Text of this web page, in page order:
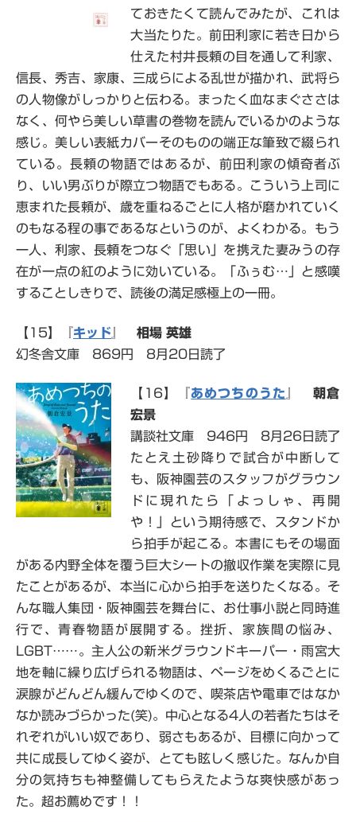
ておきたくて読んでみたが、これは
大当たりた。前田利家に若き日から
仕えた村井長頼の目を通して利家、
信長、秀吉、家康、三成らによる乱世が描かれ、武将ら
の人物像がしっかりと伝わる。まったく血なまぐささは
なく、何やら美しい草書の巻物を読んでいるかのような
感じ。美しい表紙カバーそのものの端正な筆致で綴られ
ている。長頼の物語ではあるが、前田利家の傾奇者ぶ
り、いい男ぶりが際立つ物語でもある。こういう上司に
恵まれた長頼が、歳を重ねるごとに人格が磨かれていく
のもなる程の事であるなというのが、よくわかる。もう
一人、利家、長頼をつなぐ「思い」を携えた妻みうの存
在が一点の紅のように効いている。「ふぅむ…」と感嘆
することしきりで、読後の満足感極上の一冊。
【15】『キッド
相場 英雄
幻冬舎文庫 869円 8月20日読了
【16】『あめつちのうた
朝倉
宏景
講談社文庫 946円 8月26日読了
たとえ土砂降りで試合が中断して
も、阪神園芸のスタッフがグラウン
ドに現れたら「よっしゃ、再開
や！」という期待感で、スタンドか
ら拍手が起こる。本書にもその場面
がある内野全体を覆う巨大シートの撤収作業を実際に見
たことがあるが、本当に心から拍手を送りたくなる。そ
んな職人集団・阪神園芸を舞台に、お仕事小説と同時進
行で、青春物語が展開する。挫折、家族間の悩み、
LGBT……。主人公の新米グラウンドキーパー・雨宮大
地を軸に繰り広げられる物語は、ページをめくるごとに
涙腺がどんどん緩んでゆくので、喫茶店や電車ではなか
なか読みづらかった(笑)。中心となる4人の若者たちはそ
れぞれがいい奴であり、弱さもあるが、目標に向かって
共に成長してゆく姿が、とても眩しく感じた。なんか自
分の気持ちも神整備してもらえたような爽快感があっ
た。超お薦めです！！